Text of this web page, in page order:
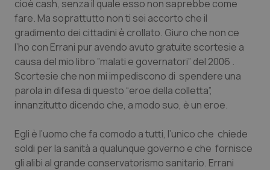
Umbria
Valle D’Aosta
Veneto
Oftalmologia
Oncodermatologia
Oncoematologia
Psoriasi & pelle
cioè cash, senza il quale esso non saprebbe come
fare. Ma soprattutto non ti sei accorto che il
gradimento dei cittadini è crollato. Giuro che non ce
l’ho con Errani pur avendo avuto gratuite scortesie a
causa del mio libro ”malati e governatori” del 2006 .
Scortesie che non mi impediscono di spendere una
parola in difesa di questo “eroe della colletta”,
innanzitutto dicendo che, a modo suo, è un eroe.
Egli è l’uomo che fa comodo a tutti, l’unico che chiede
soldi per la sanità a qualunque governo e che fornisce
gli alibi al grande conservatorismo sanitario. Errani